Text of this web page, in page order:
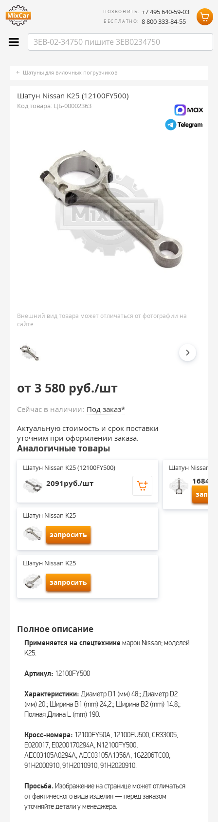
ПОЗВОНИТЬ: +7 495 640-59-03
БЕСПЛАТНО: 8 800 333-84-55
Шатуны для вилочных погрузчиков
Шатун Nissan K25 (12100FY500)
Код товара: ЦБ-00002363
Внешний вид товара может отличаться от фотографии на
сайте
от 3 580 руб./шт
Сейчас в наличии: Под заказ*
Актуальную стоимость и срок поставки
уточним при оформлении заказа.
Аналогичные товары
Шатун Nissan K25 (12100FY500)
2091руб./шт
Шатун Nissan K25
запросить
Шатун Nissan K25
запросить
Шатун Nissan
Полное описание
Применяется на спецтехнике марок Nissan; моделей
K25.
Артикул: 12100FY500
Характеристики: Диаметр D1 (мм) 48;; Диаметр D2
(мм) 20;; Ширина B1 (mm) 24,2;; Ширина B2 (mm) 14.8;;
Полная Длина L (mm) 190.
Кросс-номера: 12100FY50A, 12100FU500, CR33005,
E020017, E0200170294A, N12100FY500,
AEC03105A0294A, AEC03105A1356A, 1G2206TC00,
91H2000910, 91H2010910, 91H2020910.
Просьба.Изображение на странице может отличаться
от фактического вида изделия — перед заказом
уточняйте детали у менеджера.